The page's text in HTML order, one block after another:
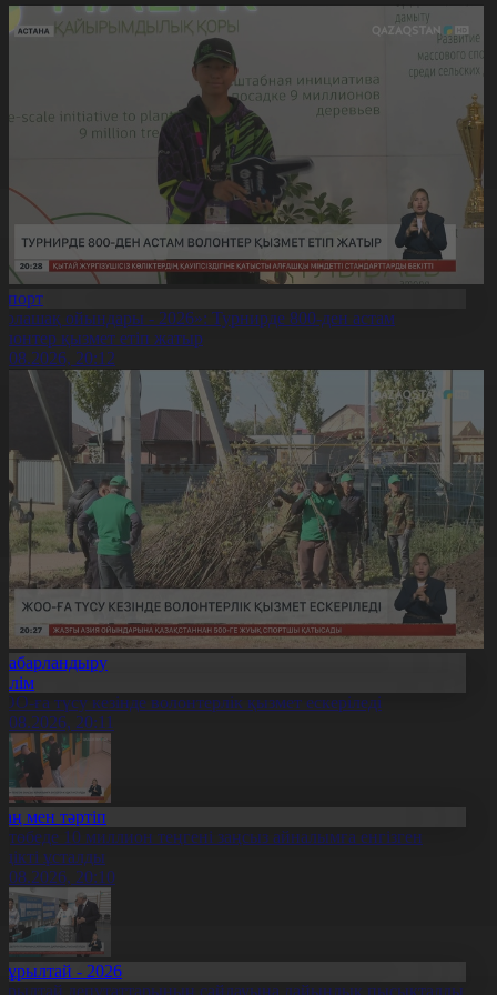
ойындары - 2026»: Турнирде 800-ден астам
қызмет етіп жатыр
20:12
ға түсу кезінде волонтерлік қызмет ескеріледі
20:11
мен тәртіп
10 миллион теңгені заңсыз айналымға енгізген
ұсталды
20:10
- 2026
депутаттарының сайлауына дайындық пысықталды